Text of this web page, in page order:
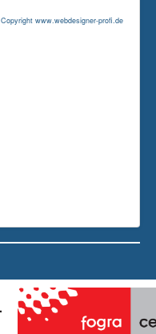
Copyright www.webdesigner-profi.de